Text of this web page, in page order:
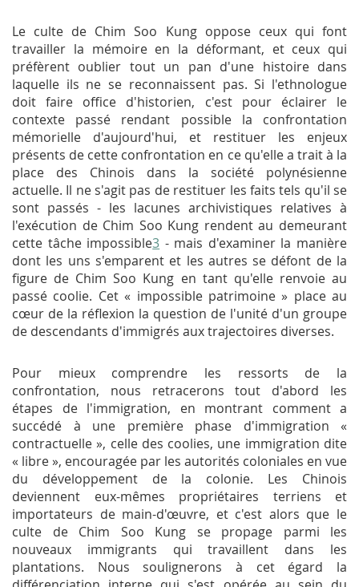
Le culte de Chim Soo Kung oppose ceux qui font
travailler la mémoire en la déformant, et ceux qui
préfèrent oublier tout un pan d'une histoire dans
laquelle ils ne se reconnaissent pas. Si l'ethnologue
doit faire office d'historien, c'est pour éclairer le
contexte passé rendant possible la confrontation
mémorielle d'aujourd'hui, et restituer les enjeux
présents de cette confrontation en ce qu'elle a trait à la
place des Chinois dans la société polynésienne
actuelle. Il ne s'agit pas de restituer les faits tels qu'il se
sont passés - les lacunes archivistiques relatives à
l'exécution de Chim Soo Kung rendent au demeurant
cette tâche impossible3 - mais d'examiner la manière
dont les uns s'emparent et les autres se défont de la
figure de Chim Soo Kung en tant qu'elle renvoie au
passé coolie. Cet « impossible patrimoine » place au
cœur de la réflexion la question de l'unité d'un groupe
de descendants d'immigrés aux trajectoires diverses.
Pour mieux comprendre les ressorts de la
confrontation, nous retracerons tout d'abord les
étapes de l'immigration, en montrant comment a
succédé à une première phase d'immigration «
contractuelle », celle des coolies, une immigration dite
« libre », encouragée par les autorités coloniales en vue
du développement de la colonie. Les Chinois
deviennent eux-mêmes propriétaires terriens et
importateurs de main-d'œuvre, et c'est alors que le
culte de Chim Soo Kung se propage parmi les
nouveaux immigrants qui travaillent dans les
plantations. Nous soulignerons à cet égard la